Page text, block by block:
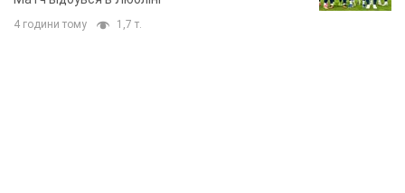
4 години тому 1,7 т.